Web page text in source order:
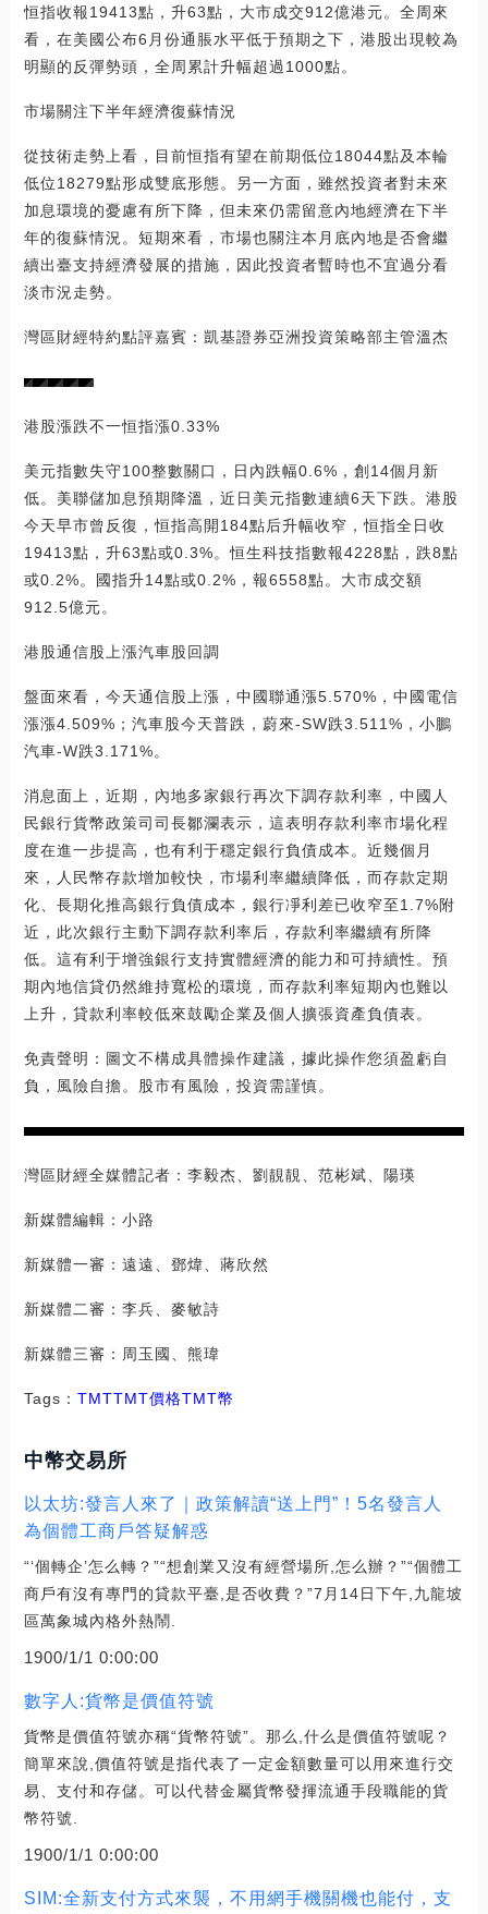
恒指收報19413點，升63點，大市成交912億港元。全周來
看，在美國公布6月份通脹水平低于預期之下，港股出現較為
明顯的反彈勢頭，全周累計升幅超過1000點。
市場關注下半年經濟復蘇情況
從技術走勢上看，目前恒指有望在前期低位18044點及本輪
低位18279點形成雙底形態。另一方面，雖然投資者對未來
加息環境的憂慮有所下降，但未來仍需留意內地經濟在下半
年的復蘇情況。短期來看，市場也關注本月底內地是否會繼
續出臺支持經濟發展的措施，因此投資者暫時也不宜過分看
淡市況走勢。
灣區財經特約點評嘉賓：凱基證券亞洲投資策略部主管溫杰
港股漲跌不一恒指漲0.33%
美元指數失守100整數關口，日內跌幅0.6%，創14個月新
低。美聯儲加息預期降溫，近日美元指數連續6天下跌。港股
今天早市曾反復，恒指高開184點后升幅收窄，恒指全日收
19413點，升63點或0.3%。恒生科技指數報4228點，跌8點
或0.2%。國指升14點或0.2%，報6558點。大市成交額
912.5億元。
港股通信股上漲汽車股回調
盤面來看，今天通信股上漲，中國聯通漲5.570%，中國電信
漲漲4.509%；汽車股今天普跌，蔚來-SW跌3.511%，小鵬
汽車-W跌3.171%。
消息面上，近期，內地多家銀行再次下調存款利率，中國人
民銀行貨幣政策司司長鄒瀾表示，這表明存款利率市場化程
度在進一步提高，也有利于穩定銀行負債成本。近幾個月
來，人民幣存款增加較快，市場利率繼續降低，而存款定期
化、長期化推高銀行負債成本，銀行凈利差已收窄至1.7%附
近，此次銀行主動下調存款利率后，存款利率繼續有所降
低。這有利于增強銀行支持實體經濟的能力和可持續性。預
期內地信貸仍然維持寬松的環境，而存款利率短期內也難以
上升，貸款利率較低來鼓勵企業及個人擴張資產負債表。
免責聲明：圖文不構成具體操作建議，據此操作您須盈虧自
負，風險自擔。股市有風險，投資需謹慎。
灣區財經全媒體記者：李毅杰、劉靚靚、范彬斌、陽瑛
新媒體編輯：小路
新媒體一審：遠遠、鄧煒、蔣欣然
新媒體二審：李兵、麥敏詩
新媒體三審：周玉國、熊瑋
Tags： TMTTMT價格TMT幣
中幣交易所
以太坊:發言人來了｜政策解讀“送上門”！5名發言人
為個體工商戶答疑解惑
“‘個轉企’怎么轉？”“想創業又沒有經營場所,怎么辦？”“個體工
商戶有沒有專門的貸款平臺,是否收費？”7月14日下午,九龍坡
區萬象城內格外熱鬧.
1900/1/1 0:00:00
數字人:貨幣是價值符號
貨幣是價值符號亦稱“貨幣符號”。那么,什么是價值符號呢？
簡單來說,價值符號是指代表了一定金額數量可以用來進行交
易、支付和存儲。可以代替金屬貨幣發揮流通手段職能的貨
幣符號.
1900/1/1 0:00:00
SIM:全新支付方式來襲，不用網手機關機也能付，支